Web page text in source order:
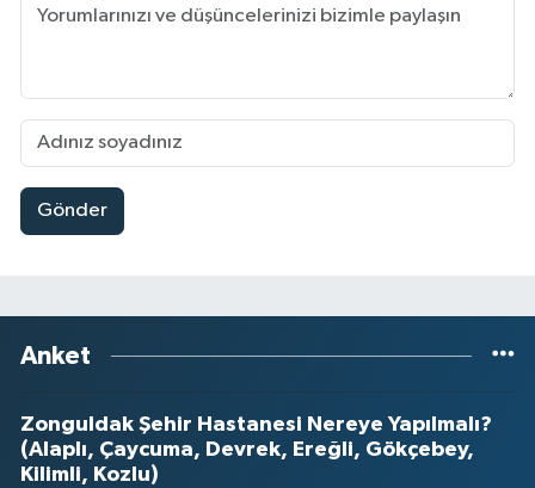
Gönder
Anket
Zonguldak Şehir Hastanesi Nereye Yapılmalı?
(Alaplı, Çaycuma, Devrek, Ereğli, Gökçebey,
Kilimli, Kozlu)